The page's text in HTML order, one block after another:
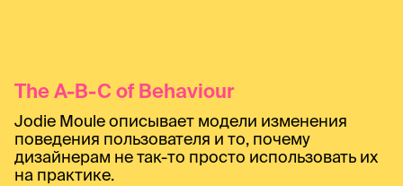
The A-B-C of Behaviour
Jodie Moule описывает модели изменения
поведения пользователя и то, почему
дизайнерам не так-то просто использовать их
на практике.